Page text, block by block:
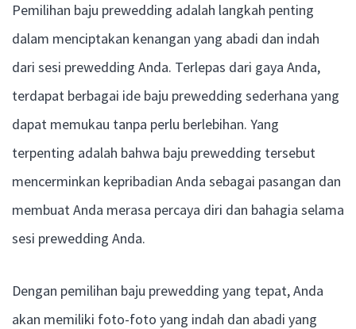
Pemilihan baju prewedding adalah langkah penting
dalam menciptakan kenangan yang abadi dan indah
dari sesi prewedding Anda. Terlepas dari gaya Anda,
terdapat berbagai ide baju prewedding sederhana yang
dapat memukau tanpa perlu berlebihan. Yang
terpenting adalah bahwa baju prewedding tersebut
mencerminkan kepribadian Anda sebagai pasangan dan
membuat Anda merasa percaya diri dan bahagia selama
sesi prewedding Anda.
Dengan pemilihan baju prewedding yang tepat, Anda
akan memiliki foto-foto yang indah dan abadi yang